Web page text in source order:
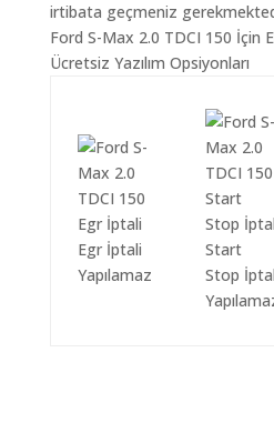
irtibata geçmeniz
Ford S-Max 2.0 TDCI 150 İçin
Ücretsiz Yazılım Opsiyonları
Egr İptali
Yapılamaz
Start
Stop